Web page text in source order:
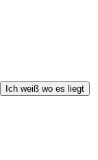
Ich weiß wo es liegt